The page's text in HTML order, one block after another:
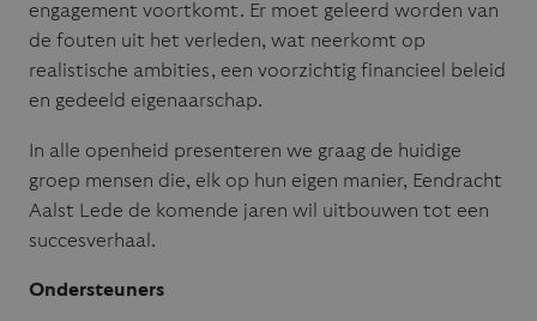
engagement voortkomt. Er moet geleerd worden van
de fouten uit het verleden, wat neerkomt op
realistische ambities, een voorzichtig financieel beleid
en gedeeld eigenaarschap.
In alle openheid presenteren we graag de huidige
groep mensen die, elk op hun eigen manier, Eendracht
Aalst Lede de komende jaren wil uitbouwen tot een
succesverhaal.
Ondersteuners